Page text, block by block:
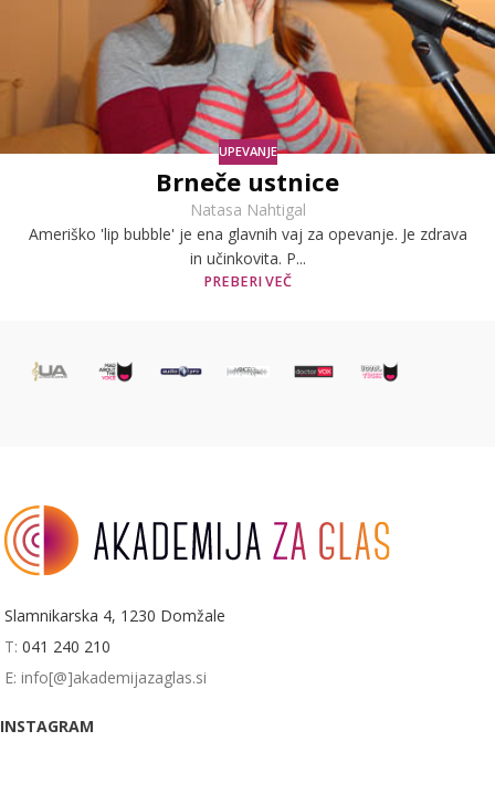
UPEVANJE
Brneče ustnice
Natasa Nahtigal
Ameriško 'lip bubble' je ena glavnih vaj za opevanje. Je zdrava
in učinkovita. P...
PREBERI VEČ
Slamnikarska 4, 1230 Domžale
T: 041 240 210
E: info[@]akademijazaglas.si
INSTAGRAM